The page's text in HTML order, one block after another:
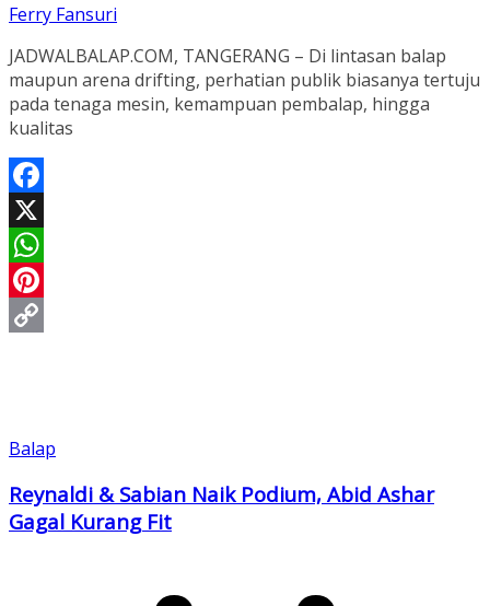
Ferry Fansuri
JADWALBALAP.COM, TANGERANG – Di lintasan balap
maupun arena drifting, perhatian publik biasanya tertuju
pada tenaga mesin, kemampuan pembalap, hingga
kualitas
Facebook
X
WhatsApp
Pinterest
Balap
Reynaldi & Sabian Naik Podium, Abid Ashar
Gagal Kurang Fit